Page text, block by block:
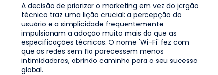
A decisão de priorizar o marketing em vez do jargão
técnico traz uma lição crucial: a percepção do
usuário e a simplicidade frequentemente
impulsionam a adoção muito mais do que as
especificações técnicas. O nome 'Wi-Fi' fez com
que as redes sem fio parecessem menos
intimidadoras, abrindo caminho para o seu sucesso
global.